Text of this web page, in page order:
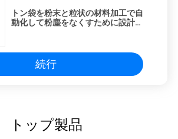
トン袋を粉末と粒状の材料加工で自
動化して粉塵をなくすために設計さ
続行
トップ製品